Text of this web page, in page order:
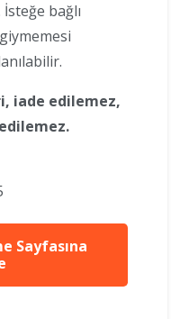
bağlı
iade edilemez,
Sayfasına